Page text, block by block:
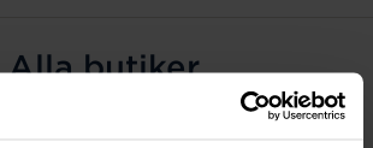
Alla butiker